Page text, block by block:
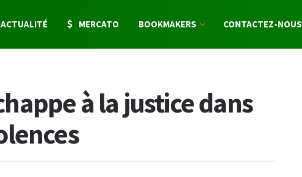
ACTUALITÉ MERCATO BOOKMAKERS CONTACTEZ-NOUS
à la justice dans